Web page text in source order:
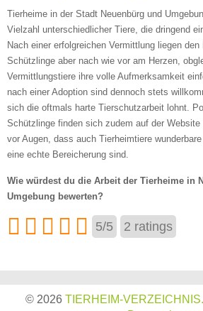
Tierheime in der Stadt Neuenbürg und
Vielzahl unterschiedlicher Tiere, die dringend
Nach einer erfolgreichen Vermittlung liegen
Schützlinge aber nach wie vor am Herzen,
Vermittlungstiere ihre volle Aufmerksamkeit
nach einer Adoption sind dennoch stets
sich die oftmals harte Tierschutzarbeit lohnt.
Schützlinge finden sich zudem auf der
vor Augen, dass auch Tierheimtiere
eine echte Bereicherung sind.
Wie würdest du die Arbeit der Tierheime in
Umgebung bewerten?
5/5 2 ratings
© 2026 TIERHEIM-